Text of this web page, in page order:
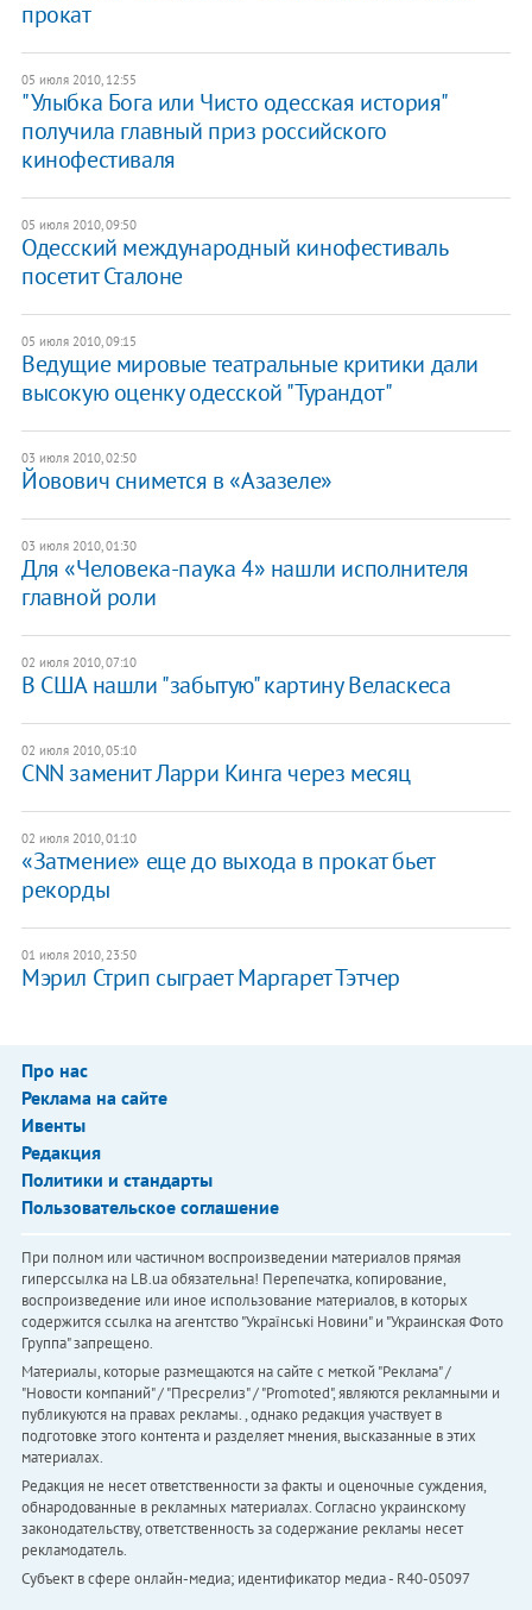
прокат
05 июля 2010, 12:55
"Улыбка Бога или Чисто одесская история"
получила главный приз российского
кинофестиваля
05 июля 2010, 09:50
Одесский международный кинофестиваль
посетит Сталоне
05 июля 2010, 09:15
Ведущие мировые театральные критики дали
высокую оценку одесской "Турандот"
03 июля 2010, 02:50
Йовович снимется в «Азазеле»
03 июля 2010, 01:30
Для «Человека-паука 4» нашли исполнителя
главной роли
02 июля 2010, 07:10
В США нашли "забытую" картину Веласкеса
02 июля 2010, 05:10
CNN заменит Ларри Кинга через месяц
02 июля 2010, 01:10
«Затмение» еще до выхода в прокат бьет
рекорды
01 июля 2010, 23:50
Мэрил Стрип сыграет Маргарет Тэтчер
Про нас
Реклама на сайте
Ивенты
Редакция
Политики и стандарты
Пользовательское соглашение
При полном или частичном воспроизведении материалов прямая
гиперссылка на LB.ua обязательна! Перепечатка, копирование,
воспроизведение или иное использование материалов, в которых
содержится ссылка на агентство "Українськi Новини" и "Украинская Фото
Группа" запрещено.
Материалы, которые размещаются на сайте с меткой "Реклама" /
"Новости компаний" / "Пресрелиз" / "Promoted", являются рекламными и
публикуются на правах рекламы. , однако редакция участвует в
подготовке этого контента и разделяет мнения, высказанные в этих
материалах.
Редакция не несет ответственности за факты и оценочные суждения,
обнародованные в рекламных материалах. Согласно украинскому
законодательству, ответственность за содержание рекламы несет
рекламодатель.
Субъект в сфере онлайн-медиа; идентификатор медиа - R40-05097